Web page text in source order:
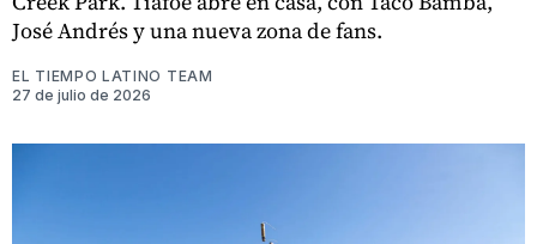
José Andrés y una nueva zona de fans.
EL TIEMPO LATINO TEAM
27 de julio de 2026